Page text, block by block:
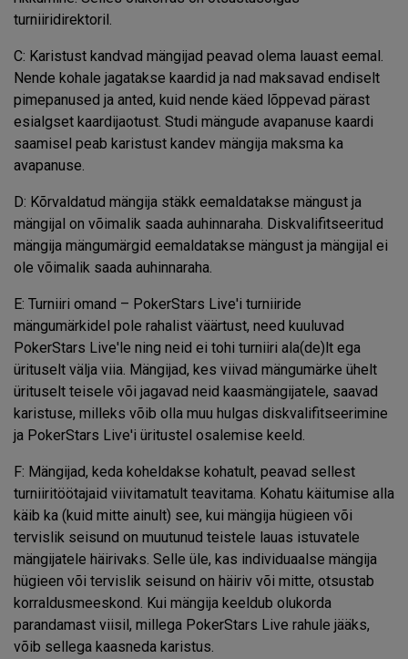
turniiridirektoril.
C: Karistust kandvad mängijad peavad olema lauast eemal.
Nende kohale jagatakse kaardid ja nad maksavad endiselt
pimepanused ja anted, kuid nende käed lõppevad pärast
esialgset kaardijaotust. Studi mängude avapanuse kaardi
saamisel peab karistust kandev mängija maksma ka
avapanuse.
D: Kõrvaldatud mängija stäkk eemaldatakse mängust ja
mängijal on võimalik saada auhinnaraha. Diskvalifitseeritud
mängija mängumärgid eemaldatakse mängust ja mängijal ei
ole võimalik saada auhinnaraha.
E: Turniiri omand – PokerStars Live'i turniiride
mängumärkidel pole rahalist väärtust, need kuuluvad
PokerStars Live'le ning neid ei tohi turniiri ala(de)lt ega
ürituselt välja viia. Mängijad, kes viivad mängumärke ühelt
ürituselt teisele või jagavad neid kaasmängijatele, saavad
karistuse, milleks võib olla muu hulgas diskvalifitseerimine
ja PokerStars Live'i üritustel osalemise keeld.
F: Mängijad, keda koheldakse kohatult, peavad sellest
turniiritöötajaid viivitamatult teavitama. Kohatu käitumise alla
käib ka (kuid mitte ainult) see, kui mängija hügieen või
tervislik seisund on muutunud teistele lauas istuvatele
mängijatele häirivaks. Selle üle, kas individuaalse mängija
hügieen või tervislik seisund on häiriv või mitte, otsustab
korraldusmeeskond. Kui mängija keeldub olukorda
parandamast viisil, millega PokerStars Live rahule jääks,
võib sellega kaasneda karistus.